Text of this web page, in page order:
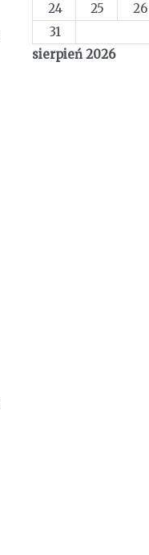
sierpień 2026
24
25 26
31